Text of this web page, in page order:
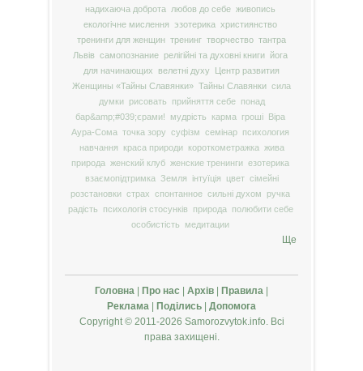
надихаюча доброта
любов до себе живопись
екологічне мислення
эзотерика християнство
тренинги для женщин тренинг творчество тантра
Львів самопознание релігійні та духовні книги йога
для начинающих
велетні духу
Центр развития
Женщины «Тайны Славянки» Тайны Славянки сила
думки
рисовать прийняття себе
понад
бар&amp;#039;єрами!
мудрість карма гроші Віра
Аура-Сома точка зору суфізм семінар психология
навчання
краса природи короткометражка жива
природа женский клуб женские тренинги езотерика
взаємопідтримка Земля інтуїція цвет сімейні
розстановки страх спонтанное сильні духом
ручка
радість
психологія стосунків природа
полюбити себе
особистість
медитации
Ще
Головна | Про нас | Архів | Правила |
Реклама | Поділись | Допомога
Copyright © 2011-2026 Samorozvytok.info. Всі
права захищені.